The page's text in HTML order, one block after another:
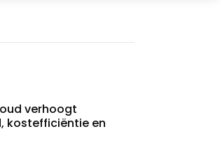
verhoogt
kostefficiëntie en